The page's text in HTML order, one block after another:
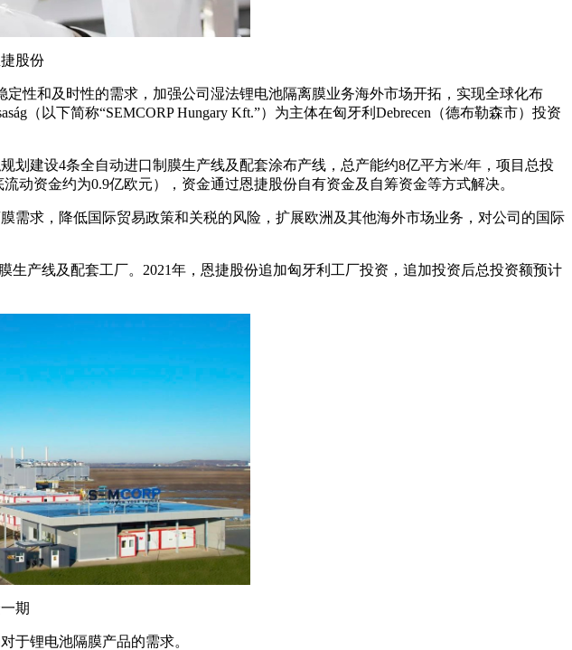
股份
性和及时性的需求，加强公司湿法锂电池隔离膜业务海外市场开拓，实现全球化布
（以下简称“SEMCORP Hungary Kft.”）为主体在匈牙利Debrecen（德布勒森市）投资
建设4条全自动进口制膜生产线及配套涂布产线，总产能约8亿平方米/年，项目总投
动资金约为0.9亿欧元），资金通过恩捷股份自有资金及自筹资金等方式解决。
需求，降低国际贸易政策和关税的风险，扩展欧洲及其他海外市场业务，对公司的国际
生产线及配套工厂。2021年，恩捷股份追加匈牙利工厂投资，追加投资后总投资额预计
期
于锂电池隔膜产品的需求。